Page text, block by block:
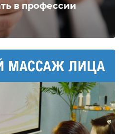
в профессии